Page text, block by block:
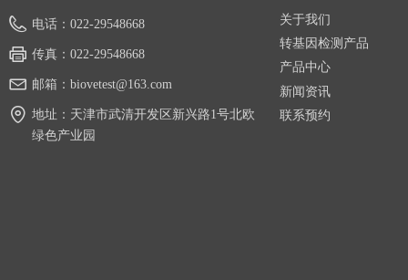
电话： 022-29548668
传真： 022-29548668
邮箱： biovetest@163.com
地址： 天津市武清开发区新兴路1号北欧
绿色产业园
关于我们
转基因检测产品
产品中心
新闻资讯
联系预约